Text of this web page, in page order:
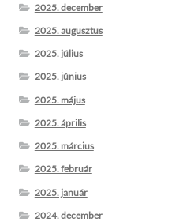
2025. december
2025. augusztus
2025. július
2025. június
2025. május
2025. április
2025. március
2025. február
2025. január
2024. december